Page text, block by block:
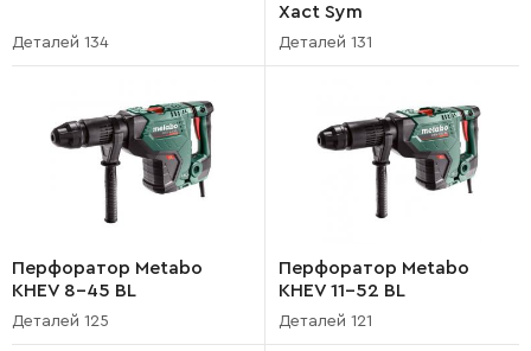
Деталей 134
Xact Sym
Деталей 131
Перфоратор Metabo
KHEV 8-45 BL
Деталей 125
Перфоратор Metabo
KHEV 11-52 BL
Деталей 121